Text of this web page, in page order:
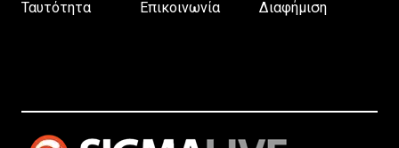
Ταυτότητα Επικοινωνία Διαφήμιση